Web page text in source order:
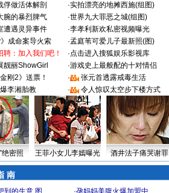
俘做活体解剖 ·实拍漂亮的地摊西施(组图)
腕的暴烈脾气 ·世界九大罪恶之城(组图)
遭遇灵异事件 ·李孝利新欢私密视频曝光
》成命案导火索 ·孟庭苇可爱儿子最新照(图)
聘：加入我们吧！ ·点击进入搜狐娱乐影视库
靓丽ShowGirl ·游戏史上最般配的十对情侣
金刚2》送票！ ·
张元首透露戒毒生活
李湘胎教 · 令人惊叹太空步下楼方式
绝密照 王菲小女儿李嫣曝光 酒井法子痛哭谢罪
南
到的生意 图 ·孕妈妈美腹火爆加盟中